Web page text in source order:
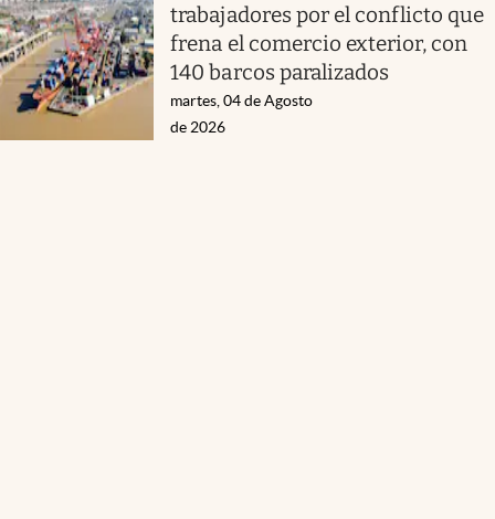
trabajadores por el conflicto que
frena el comercio exterior, con
140 barcos paralizados
martes, 04 de Agosto
de 2026